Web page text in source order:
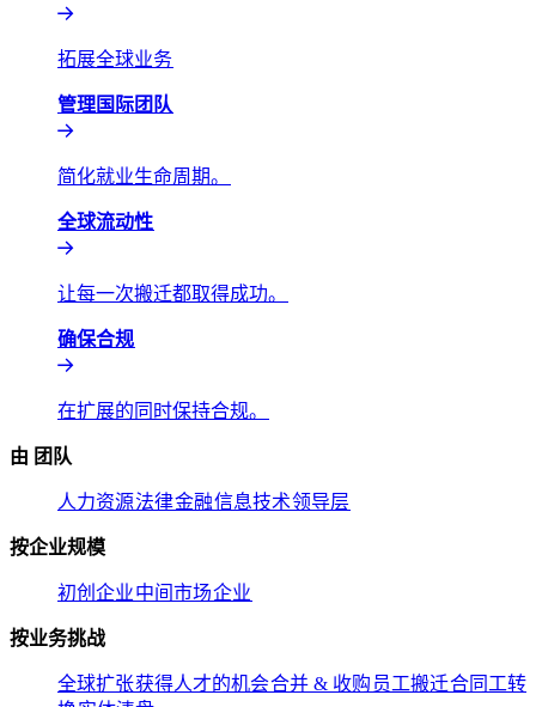
拓展全球业务​​
管理国际团队​​
简化就业生命周期。​​
全球流动性​​
让每一次搬迁都取得成功。​​
确保合规​​
在扩展的同时保持合规。​​
由 团队​​
人力资源​​法律​​金融​​信息技术​​领导层​​
按企业规模​​
初创企业​​中间市场​​企业​​
按业务挑战​​
全球扩张​​获得人才的机会​​合并 & 收购​​ 员工搬迁​​合同工转